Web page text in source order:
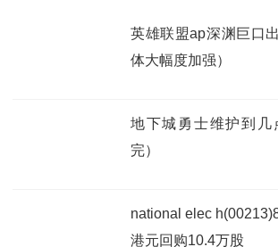
英雄联盟ap深渊巨口
体大幅度加强）
地下城勇士维护到几
完）
national elec
港元回购10.4万股